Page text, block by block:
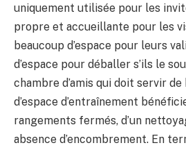
uniquement utilisée pour les
propre et accueillante pour les
beaucoup d’espace pour leurs
d’espace pour déballer s’ils le
chambre d’amis qui doit servir
d’espace d’entraînement
rangements fermés, d’un
absence d’encombrement. En